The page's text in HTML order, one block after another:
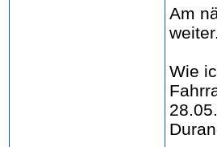
Am
Wie